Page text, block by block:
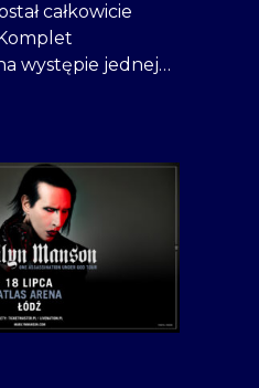
całkowicie
występie jednej…